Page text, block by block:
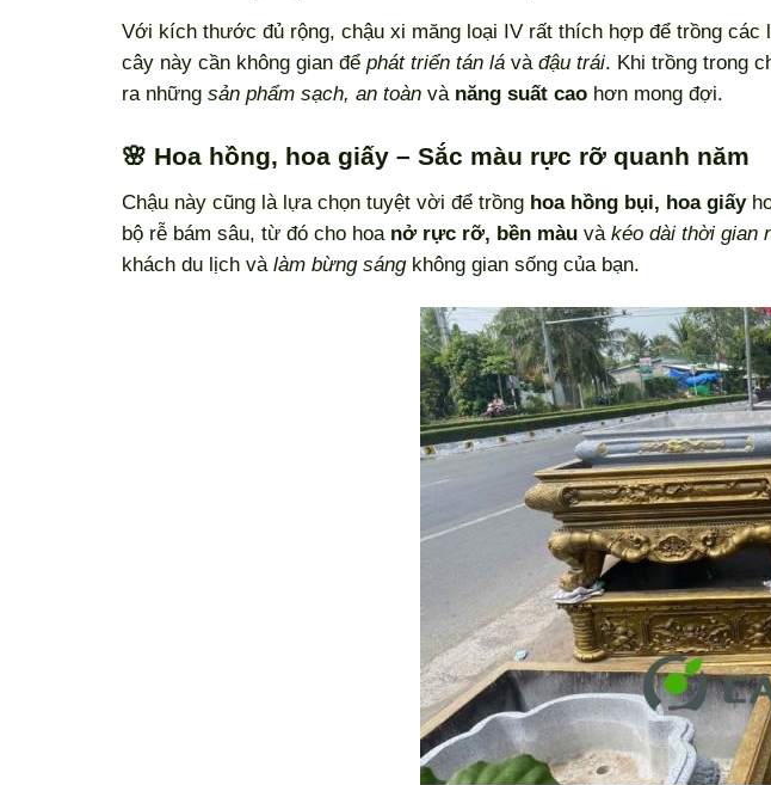
Với kích thước đủ rộng, chậu xi măng loại IV rất thích hợp để trồng các
cây này cần không gian để phát triển tán lá và đậu trái. Khi trồng trong
ra những sản phẩm sạch, an toàn và năng suất cao hơn mong đợi.
🌸 Hoa hồng, hoa giấy – Sắc màu rực rỡ quanh năm
Chậu này cũng là lựa chọn tuyệt vời để trồng hoa hồng bụi, hoa giấy
bộ rễ bám sâu, từ đó cho hoa nở rực rỡ, bền màu và kéo dài thời gian
khách du lịch và làm bừng sángkhông gian sống của bạn.